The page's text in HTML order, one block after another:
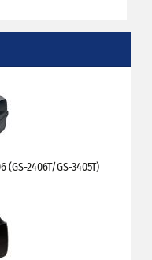
(GS-2406T/GS-3405T)